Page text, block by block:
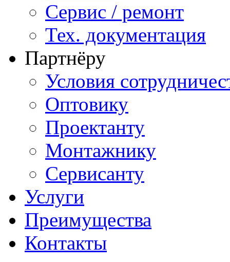
Сервис / ремонт
Тех. документация
Партнёру
Условия
Оптовику
Проектанту
Монтажнику
Сервисанту
Услуги
Преимущества
Контакты